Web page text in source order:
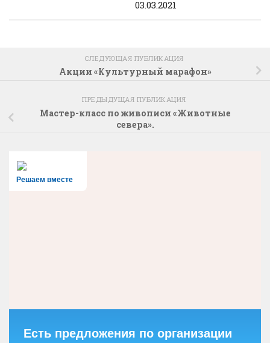
03.03.2021
СЛЕДУЮЩАЯ ПУБЛИКАЦИЯ
Акции «Культурный марафон»
ПРЕДЫДУЩАЯ ПУБЛИКАЦИЯ
Мастер-класс по живописи «Животные
севера».
Решаем вместе
Есть предложения по организации